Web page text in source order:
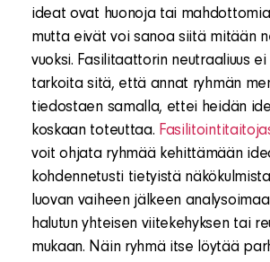
ideat ovat huonoja tai
mutta eivät voi sanoa siitä mitään
vuoksi. Fasilitaattorin neutraaliuus
tarkoita sitä, että annat ryhmän
tiedostaen samalla, ettei heidän
koskaan toteuttaa.
voit ohjata ryhmää kehittämään
kohdennetusti tietyistä
luovan vaiheen jälkeen
halutun yhteisen viitekehyksen tai
mukaan. Näin ryhmä itse löytää